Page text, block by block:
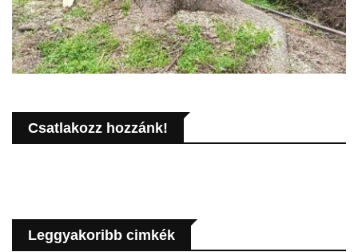
Csatlakozz hozzánk!
Leggyakoribb cimkék